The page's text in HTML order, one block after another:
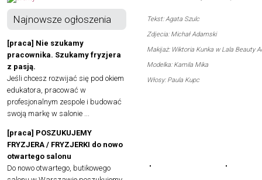
Najnowsze ogłoszenia
[praca] Nie szukamy
pracownika. Szukamy fryzjera
z pasją.
Jeśli chcesz rozwijać się pod okiem
edukatora, pracować w
profesjonalnym zespole i budować
swoją markę w salonie ...
[praca] POSZUKUJEMY
FRYZJERA / FRYZJERKI do nowo
otwartego salonu
Do nowo otwartego, butikowego
Tekst: Agata Szulc
Zdjecia: Michał Adamski
Makijaż: Wiktoria Kunka w Lala Beauty
Modelka: Kamila Mika
Włosy: Paula Kupc